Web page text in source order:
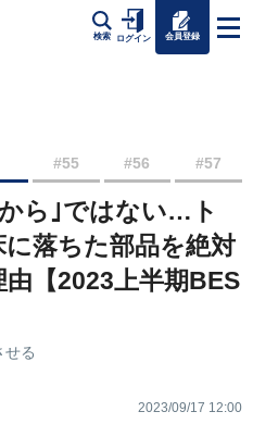
検索 ログイン 会員登録
#55 #56 #57
ら｣ではない…ト
落ちた部品を絶対
【2023上半期BES
せる
2023/09/17 12:00